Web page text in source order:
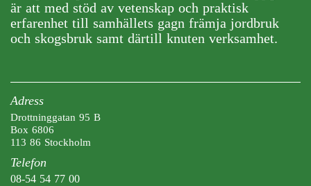
är att med stöd av vetenskap och praktisk
erfarenhet till samhällets gagn främja jordbruk
och skogsbruk samt därtill knuten verksamhet.
Adress
Drottninggatan 95 B
Box 6806
113 86 Stockholm
Telefon
08-54 54 77 00